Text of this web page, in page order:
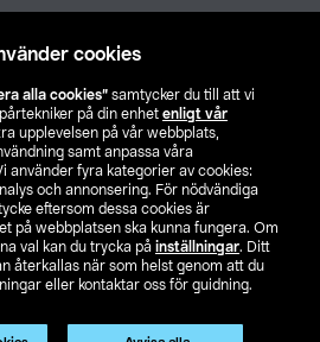
cookies
alla cookies” samtycker du till att vi
på din enhet enligt vår
upplevelsen på vår webbplats,
samt anpassa våra
använder fyra kategorier av cookies:
och annonsering. För nödvändiga
eftersom dessa cookies är
på webbplatsen ska kunna fungera. Om
val kan du trycka på inställningar. Ditt
återkallas när som helst genom att du
eller kontaktar oss för guidning.
Hitta butik
SE NO FI